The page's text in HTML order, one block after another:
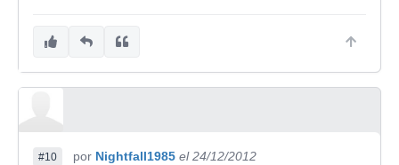
#10 por Nightfall1985 el 24/12/2012